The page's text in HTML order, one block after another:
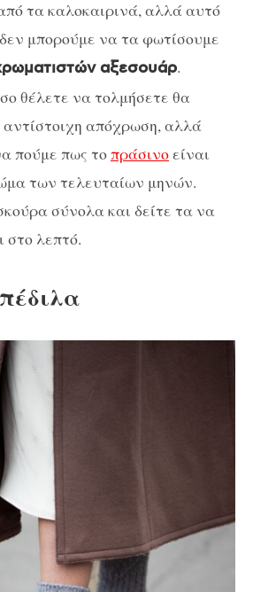
τα καλοκαιρινά, αλλά αυτό
μπορούμε να τα φωτίσουμε
αξεσουάρ.
θέλετε να τολμήσετε θα
αντίστοιχη απόχρωση, αλλά
πούμε πως τοπράσινοείναι
των τελευταίων μηνών.
σύνολα και δείτε τα να
λεπτό.